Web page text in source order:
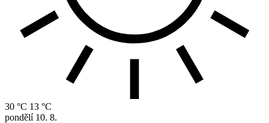
30 °C 13 °C
pondělí 10. 8.